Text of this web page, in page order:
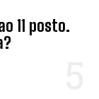
11 posto.